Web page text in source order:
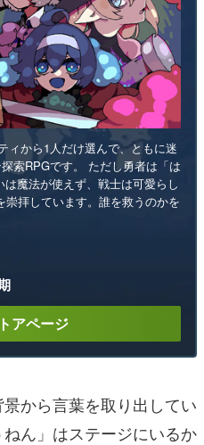
ィから1人だけ選んで、ともに迷
索RPGです。 ただし勇者は「は
魔法が使えず、戦士は可愛らし
拝しています。誰を救うのかを
アページ
から言葉を取り出してい
ん」はステージにいるか